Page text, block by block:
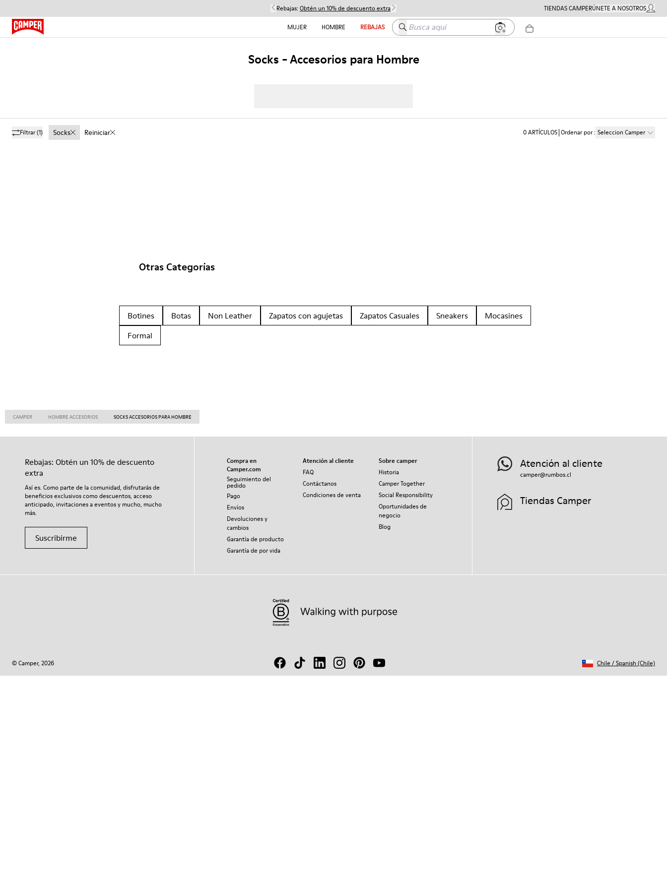
Rebajas: Obtén un 10% de descuento extra TIENDAS CAMPERÚNETE A NOSOTROSMI
MUJER
HOMBRE REBAJAS Busca aquí
Socks - Accesorios para Hombre
Filtrar(1) Socks Reiniciar 0ARTÍCULOS Ordenar por: Seleccion Camper
Otras Categorías
Botines Botas Non Leather Zapatos con agujetas Zapatos Casuales Sneakers
Mocasines
Formal
CAMPER HOMBRE ACCESORIOS SOCKS ACCESORIOS PARA HOMBRE
Rebajas: Obtén un 10% de descuento
extra
Así es. Como parte de la comunidad, disfrutarás de
beneficios exclusivos como descuentos, acceso
anticipado, invitaciones a eventos y mucho, mucho
más.
Suscribirme
Compra en
Camper.com
Seguimiento del
pedido
Pago
Envíos
Devoluciones y
cambios
Garantía de producto
Garantía de por vida
Atención al cliente
FAQ
Contáctanos
Condiciones de venta
Sobre camper
Historia
Camper Together
Social Responsibility
Oportunidades de
negocio
Blog
Atención al cliente
camper@rumbos.cl
Tiendas Camper
© Camper, 2026 Chile /Spanish (Chile)